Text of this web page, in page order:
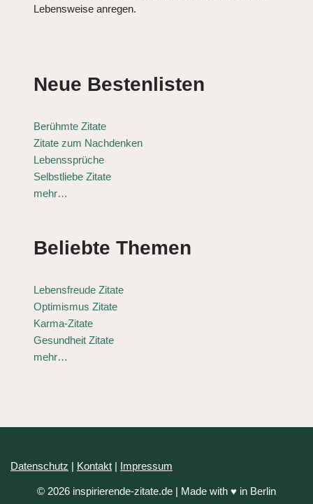
Lebensweise anregen.
Neue Bestenlisten
Berühmte Zitate
Zitate zum Nachdenken
Lebenssprüche
Selbstliebe Zitate
mehr…
Beliebte Themen
Lebensfreude Zitate
Optimismus Zitate
Karma-Zitate
Gesundheit Zitate
mehr…
Datenschutz | Kontakt | Impressum
© 2026 inspirierende-zitate.de | Made with ♥ in Berlin